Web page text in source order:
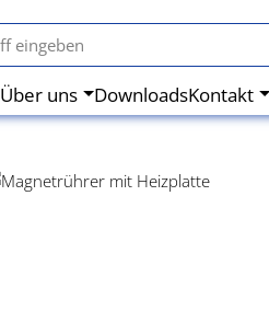
Über uns DownloadsKontakt